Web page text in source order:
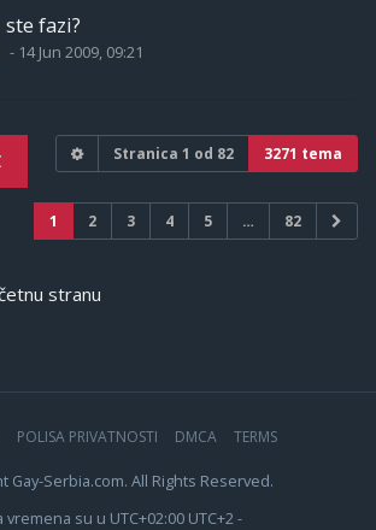
fazi?
- 14 Jun 2009, 09:21
Stranica 1 od 82 3271 tema
1 2 3 4 5 … 82
stranu
POLISA PRIVATNOSTI DMCA TERMS
Gay-Serbia.com. All Rights Reserved.
vremena su u UTC+02:00 UTC+2 -